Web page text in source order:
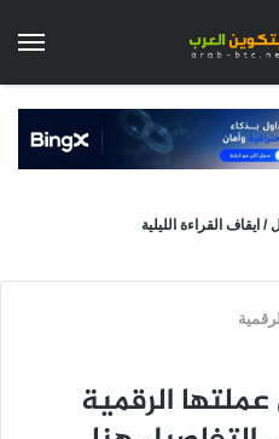
/ ايقاف القراءة الليلية
الرقمية